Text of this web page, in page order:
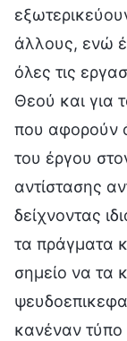
άλλους, ενώ
όλες τις
Θεού και για
που αφορούν
του έργου
αντίστασης
δείχνοντας
τα πράγματα
σημείο να τα
κανέναν